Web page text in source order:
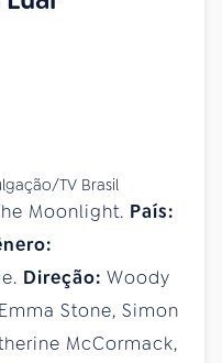
TV Brasil
Moonlight. País:
Direção: Woody
Stone, Simon
McCormack,